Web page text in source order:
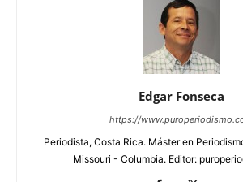
Edgar Fonseca
https://
Periodista, Costa Rica. Máster en
Missouri - Columbia. Editor: